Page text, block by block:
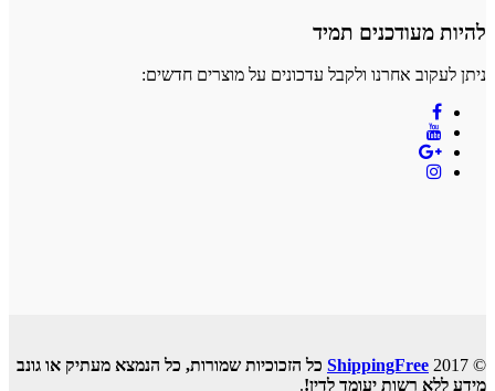
להיות מעודכנים תמיד
ניתן לעקוב אחרנו ולקבל עדכונים על מוצרים חדשים:
© 2017
ShippingFree כל הזכוכיות שמורות, כל הנמצא מעתיק או גונב
מידע ללא רשות יעומד לדין!.